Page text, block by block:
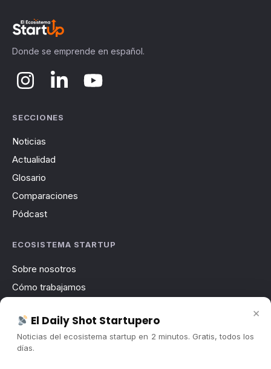
Donde se emprende en español.
SECCIONES
Noticias
Actualidad
Glosario
Comparaciones
Pódcast
ECOSISTEMA STARTUP
Sobre nosotros
Cómo trabajamos
Contacto
Publicidad
×
El Daily Shot Startupero
Noticias del ecosistema startup en 2 minutos. Gratis, todos los
días.